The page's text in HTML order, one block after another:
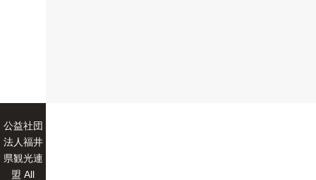
公益社団
法人福井
県観光連
盟 All